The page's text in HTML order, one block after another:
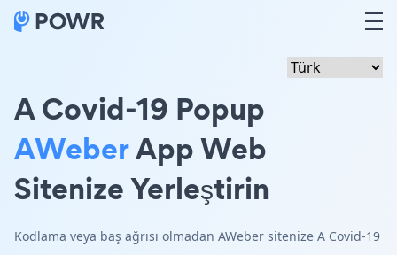
A Covid-19 Popup
AWeberApp Web
Sitenize Yerleştirin
Kodlama veya baş ağrısı olmadan AWeber sitenize A Covid-19